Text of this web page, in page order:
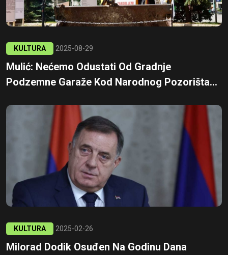
KULTURA 2025-08-29
Mulić: Nećemo Odustati Od Gradnje
Podzemne Garaže Kod Narodnog Pozorišta...
KULTURA 2025-02-26
Milorad Dodik Osuđen Na Godinu Dana